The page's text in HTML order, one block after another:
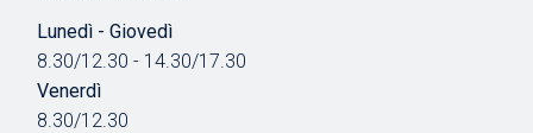
Lunedì - Giovedì
8.30/12.30 - 14.30/17.30
Venerdì
8.30/12.30